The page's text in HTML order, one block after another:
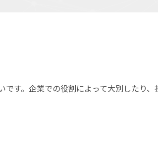
す。企業での役割によって大別したり、